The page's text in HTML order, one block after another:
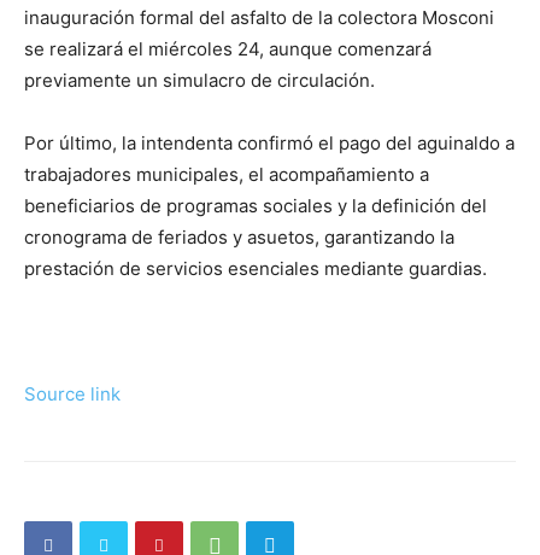
inauguración formal del asfalto de la colectora Mosconi
se realizará el miércoles 24, aunque comenzará
previamente un simulacro de circulación.
Por último, la intendenta confirmó el pago del aguinaldo a
trabajadores municipales, el acompañamiento a
beneficiarios de programas sociales y la definición del
cronograma de feriados y asuetos, garantizando la
prestación de servicios esenciales mediante guardias.
Source link